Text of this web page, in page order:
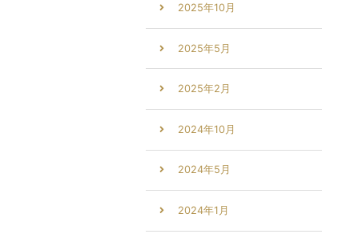
2025年10月
2025年5月
2025年2月
2024年10月
2024年5月
2024年1月